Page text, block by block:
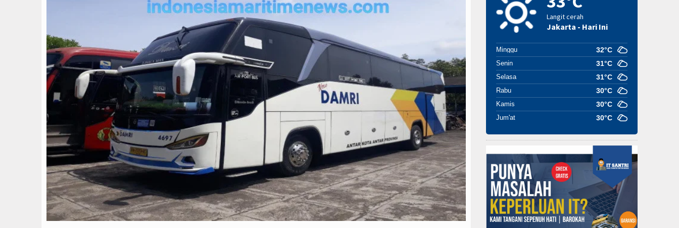
Langit cerah
Jakarta - Hari Ini
Minggu 32°C
Senin 31°C
Selasa 31°C
Rabu 30°C
Kamis 30°C
Jum'at 30°C